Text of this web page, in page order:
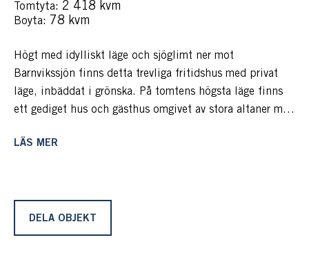
Tomtyta: 2 418 kvm
Boyta: 78 kvm
Högt med idylliskt läge och sjöglimt ner mot
Barnvikssjön finns detta trevliga fritidshus med privat
läge, inbäddat i grönska. På tomtens högsta läge finns
ett gediget hus och gästhus omgivet av stora altaner med
tomten finns barnvänliga, plana gräsytor och framför
båtplats i Hovnorsviken.
Vi befinner oss i populära Barnvik, mellan Strömma
LÄS MER
DELA OBJEKT